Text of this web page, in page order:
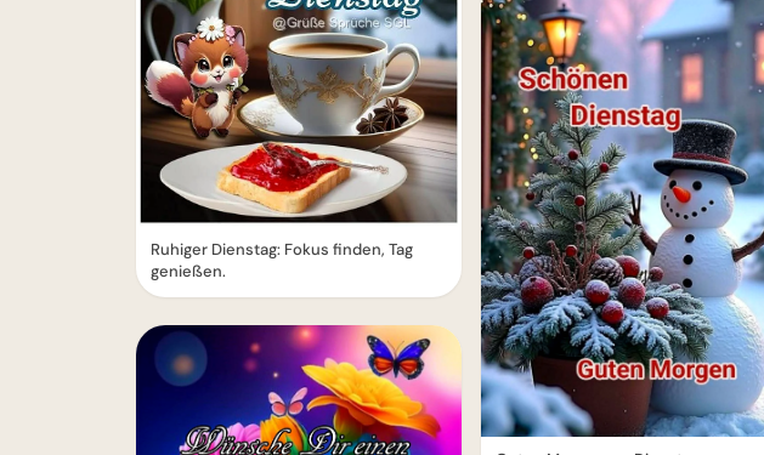
Ruhiger Dienstag: Fokus finden, Tag
genießen.